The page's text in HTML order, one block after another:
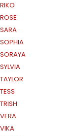
RIKO
ROSE
SARA
SOPHIA
SORAYA
SYLVIA
TAYLOR
TESS
TRISH
VERA
VIKA